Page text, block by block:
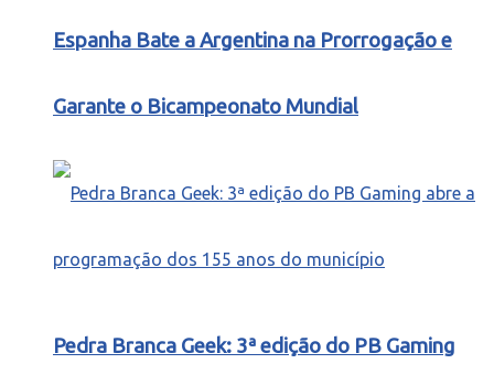
Espanha Bate a Argentina na Prorrogação e
Garante o Bicampeonato Mundial
Pedra Branca Geek: 3ª edição do PB Gaming